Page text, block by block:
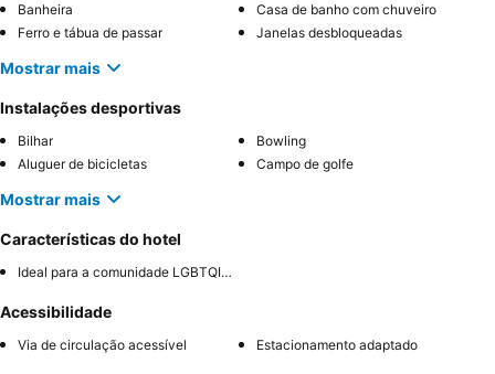
Banheira
Casa de banho com chuveiro
Ferro e tábua de passar
Janelas desbloqueadas
Mostrar mais
Instalações desportivas
Bilhar
Bowling
Aluguer de bicicletas
Campo de golfe
Mostrar mais
Características do hotel
Ideal para a comunidade LGBTQIA+
Acessibilidade
Via de circulação acessível Estacionamento adaptado